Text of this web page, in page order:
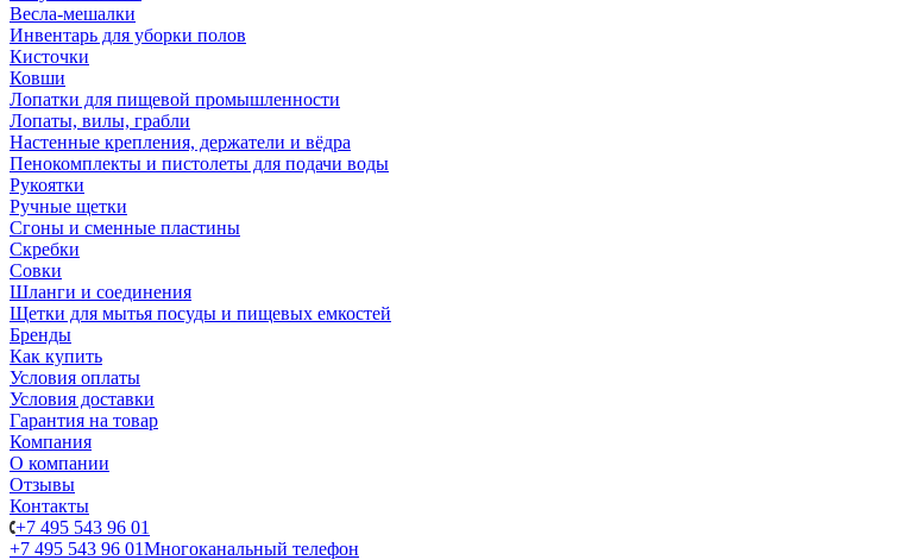
Весла-мешалки
Инвентарь для уборки полов
Кисточки
Ковши
Лопатки для пищевой промышленности
Лопаты, вилы, грабли
Настенные крепления, держатели и вёдра
Пенокомплекты и пистолеты для подачи воды
Рукоятки
Ручные щетки
Сгоны и сменные пластины
Скребки
Совки
Шланги и соединения
Щетки для мытья посуды и пищевых емкостей
Бренды
Как купить
Условия оплаты
Условия доставки
Гарантия на товар
Компания
О компании
Отзывы
Контакты
+7 495 543 96 01
+7 495 543 96 01Многоканальный телефон